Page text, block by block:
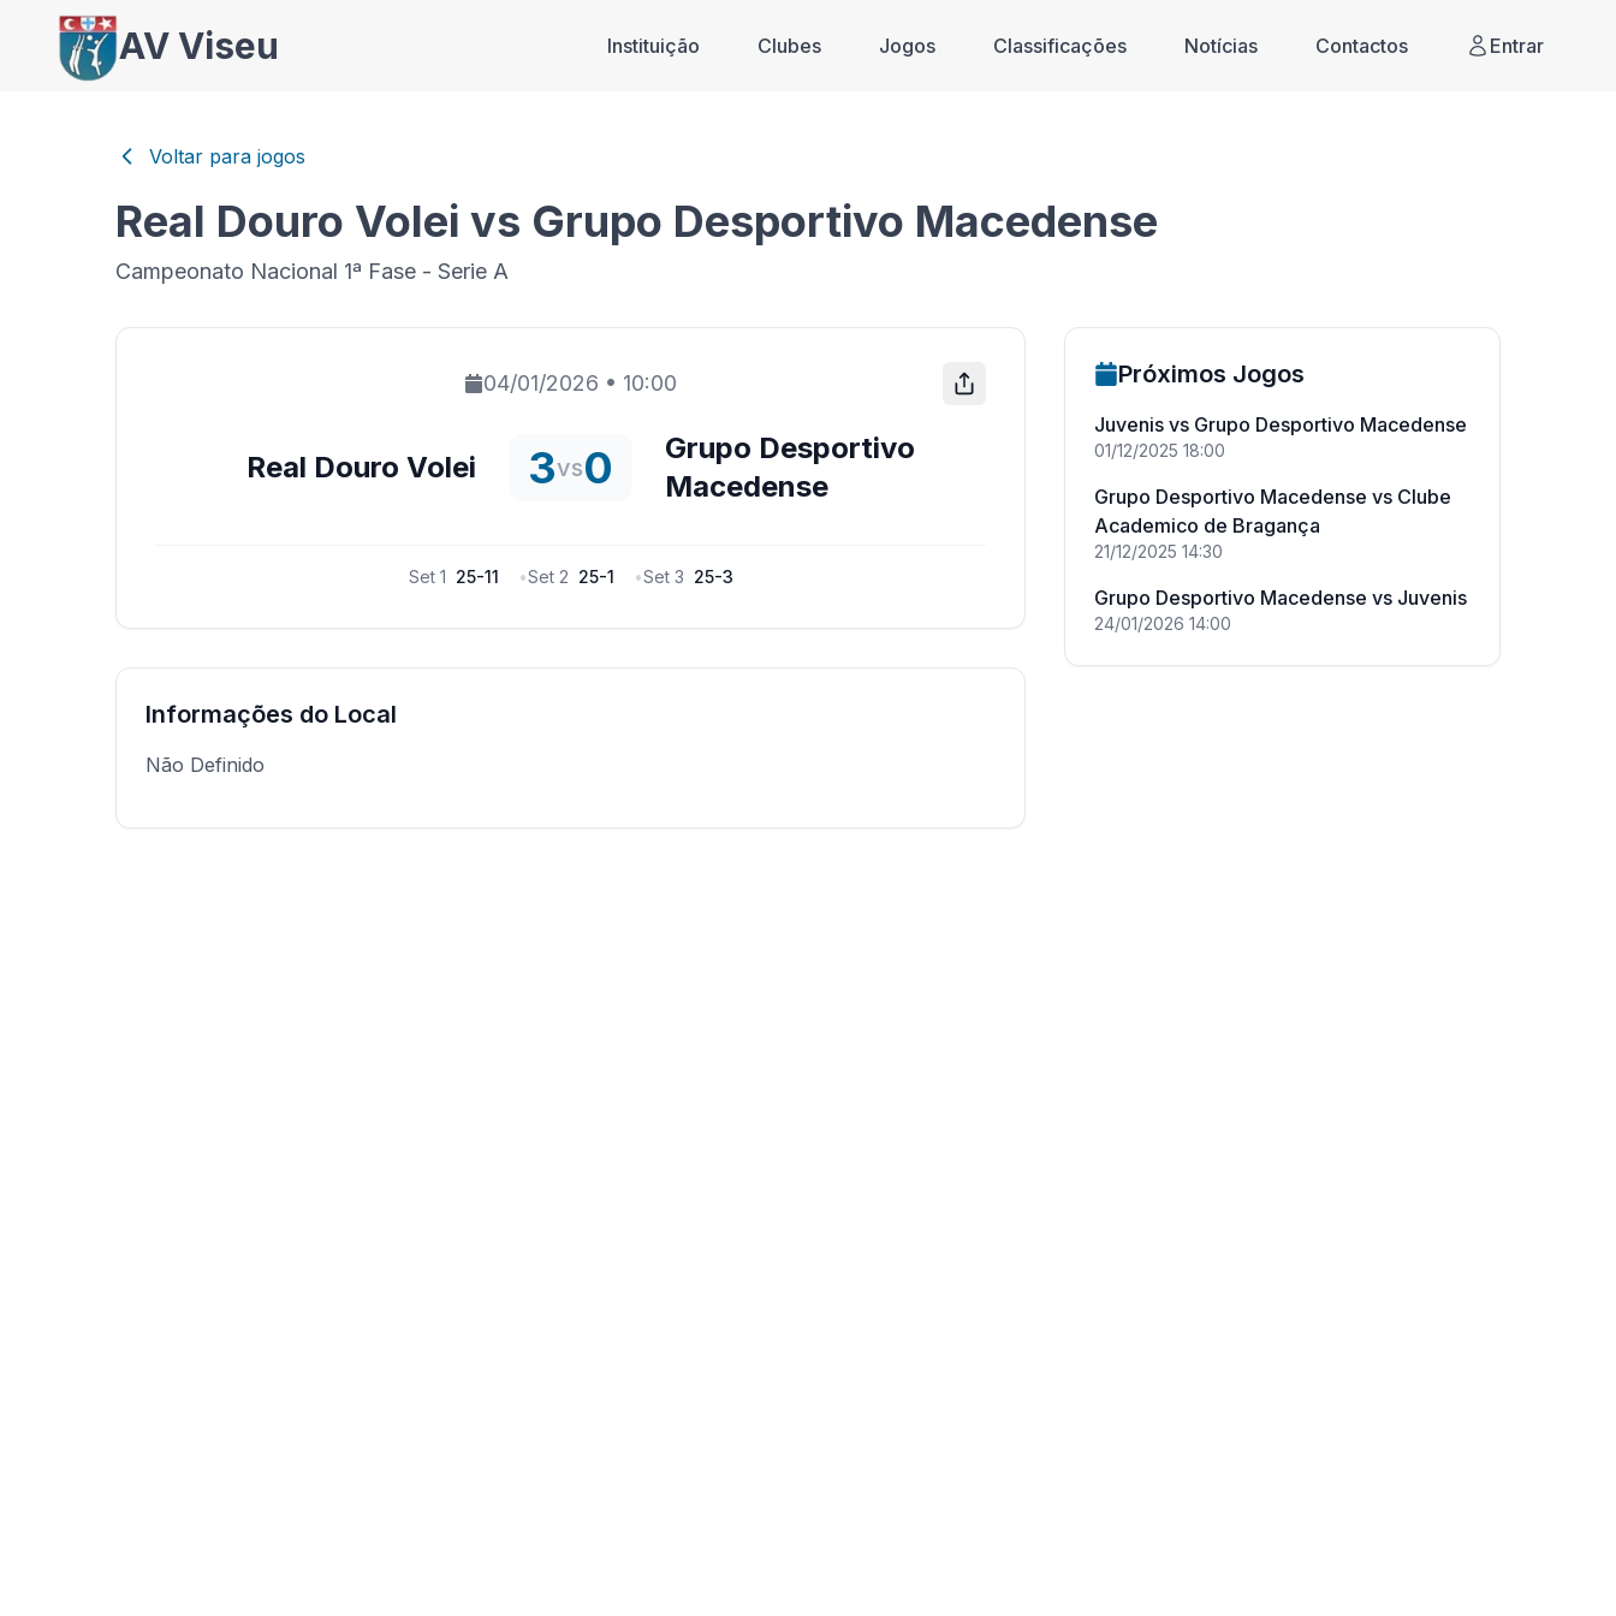
AV Viseu Instituição Clubes Jogos Classificações Notícias Contactos Entrar
Voltar para jogos
Real Douro Volei vs Grupo Desportivo Macedense
Campeonato Nacional 1ª Fase - Serie A
04/01/2026 • 10:00
Real Douro Volei 3vs0
Grupo Desportivo
Macedense
Set 1 25-11 •Set 2 25-1 •Set 3 25-3
Informações do Local
Não Definido
Próximos Jogos
Juvenis vs Grupo Desportivo Macedense
01/12/2025 18:00
Grupo Desportivo Macedense vs Clube
Academico de Bragança
21/12/2025 14:30
Grupo Desportivo Macedense vs Juvenis
24/01/2026 14:00